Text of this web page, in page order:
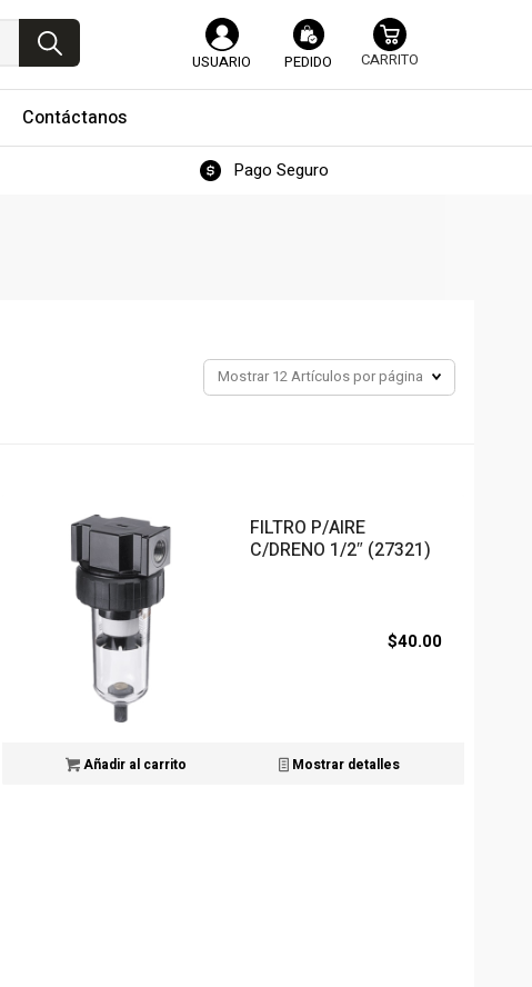
USUARIO PEDIDO
Contáctanos
Pago Seguro
Mostrar12 Artículos por página
FILTRO P/AIRE
C/DRENO 1/2″ (27321)
$40.00
Añadir al carrito Mostrar detalles